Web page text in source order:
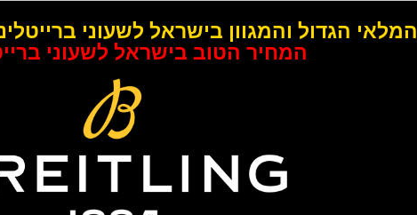
המלאי הגדול והמגוון בישראל לשעוני
המחיר הטוב בישראל לשעוני